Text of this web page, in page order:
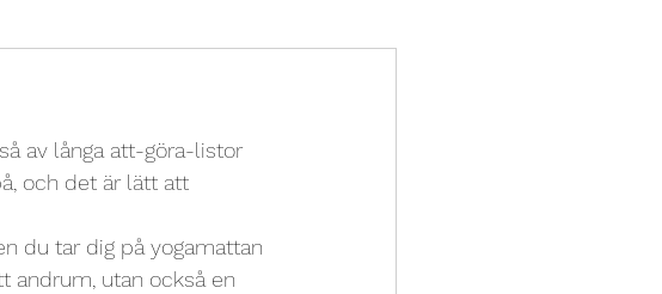
av långa att-göra-listor
och det är lätt att
du tar dig på yogamattan
andrum, utan också en